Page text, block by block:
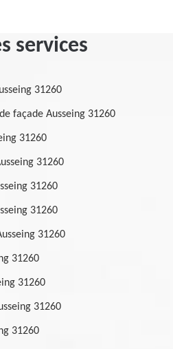
services
31260
façade Ausseing 31260
31260
31260
31260
31260
31260
31260
31260
31260
31260